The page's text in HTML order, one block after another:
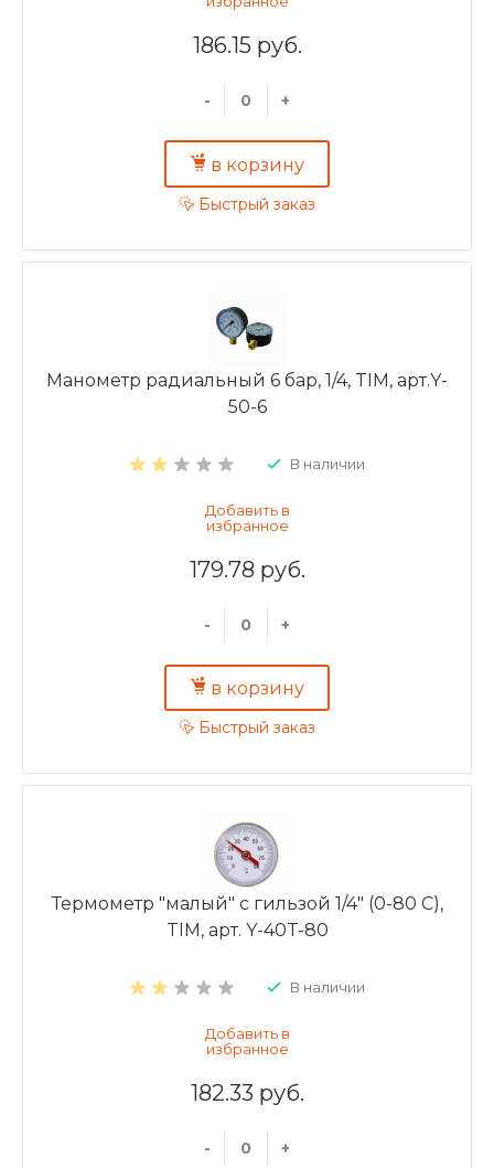
186.15 руб.
- +
в корзину
Быстрый заказ
Манометр радиальный 6 бар, 1/4, TIM, арт.Y-
50-6
В наличии
179.78 руб.
- +
в корзину
Быстрый заказ
Термометр "малый" с гильзой 1/4" (0-80 С),
TIM, арт. Y-40T-80
В наличии
182.33 руб.
- +